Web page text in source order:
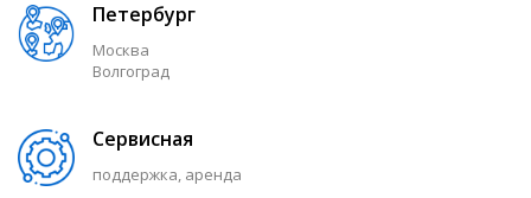
Петербург
Москва
Волгоград
Сервисная
поддержка, аренда